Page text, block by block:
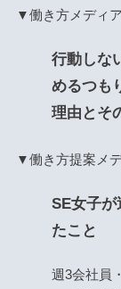
▼働き方メディ
行動しな
めるつも
理由とそ
▼働き方提案メ
SE女子が
たこと
週3会社員